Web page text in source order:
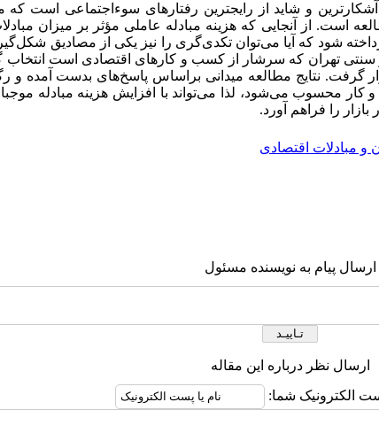
و شاید از رایج‍ترین رفتارهای سوء‌اجتماعی است که
از آنجایی که هزینه مبادله عاملی مؤثر بر میزان
شود که آیا می‌توان تکدی‌گری را نیز یکی از مصادیق
تهران که سرشار از کسب و کارهای اقتصادی است انتخاب
قرار گرفت. نتایج مطالعه میدانی براساس پاسخ‌های بدست آمده
محسوب می‌شود، لذا می‌تواند با افزایش هزینه مبادله
را فراهم آورد.
و مبادلات اقتصادی
ارسال پیام به نویسنده مسئول
ارسال نظر درباره این مقاله
الکترونیک شما: